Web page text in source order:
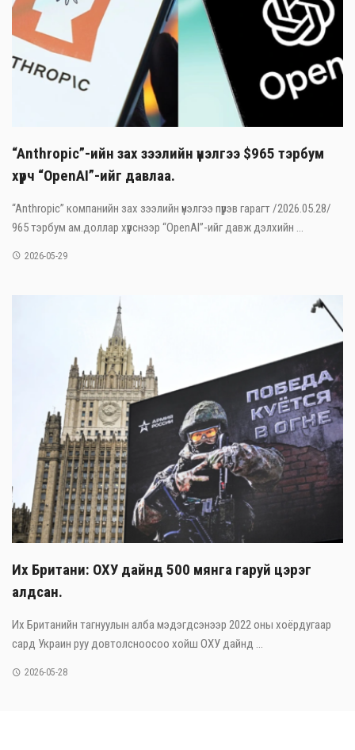
“Anthropic”-ийн зах зээлийн үнэлгээ $965 тэрбум
хүрч “OpenAI”-ийг давлаа.
“Anthropic” компанийн зах зээлийн үнэлгээ пүрэв гарагт /2026.05.28/
965 тэрбум ам.доллар хүрснээр “OpenAI”-ийг давж дэлхийн ...
2026-05-29
Их Британи: ОХУ дайнд 500 мянга гаруй цэрэг
алдсан.
Их Британийн тагнуулын алба мэдэгдсэнээр 2022 оны хоёрдугаар
сард Украин руу довтолсноосоо хойш ОХУ дайнд ...
2026-05-28